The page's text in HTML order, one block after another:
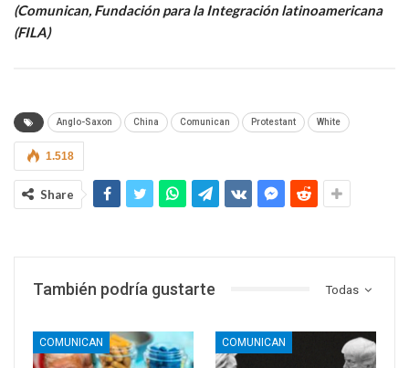
(Comunican, Fundación para la Integración latinoamericana
(FILA)
Anglo-Saxon China Comunican Protestant White
1.518
Share
Todas
También podría gustarte
COMUNICAN COMUNICAN